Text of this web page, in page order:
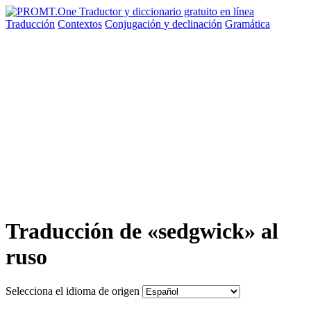
Traducción Contextos Conjugación y declinación Gramática
Traducción de «sedgwick» al
ruso
Selecciona el idioma de origen